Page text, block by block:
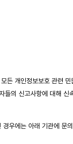
든 개인정보보호 관련 민
들의 신고사항에 대해 신
경우에는 아래 기관에 문